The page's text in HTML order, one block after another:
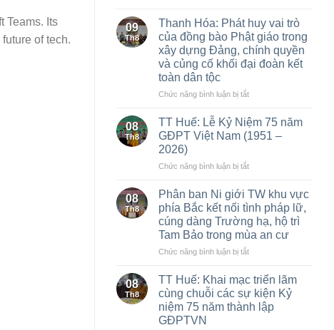
Teams. Its
of tech.
ấn
Quốc
sư
trong
lịch
dân
và
định
hướng
dựng
thờ
Quốc
sư
tại
Hà
Nội
09
Th8
Thanh Hóa: Phát huy vai trò
của đồng bào Phật giáo trong
xây dựng Đảng, chính quyền
và củng cố khối đại đoàn kết
toàn dân tộc
Chức năng bình luận bị tắtở
Hóa:
Phát
huy
trò
đồng
bào
Phật
giáo
trong
xây
Đảng,
chính
quyền
và
08
Th8
TT Huế: Lễ Kỷ Niệm 75 năm
GĐPT Việt Nam (1951 –
2026)
Chức năng bình luận bị tắtở
Huế:
Lễ
Kỷ
Niệm
75
năm
Việt
Nam
(1951
–
08
Th8
Phân ban Ni giới TW khu vực
phía Bắc kết nối tình pháp lữ,
cúng dàng Trường hạ, hộ trì
Tam Bảo trong mùa an cư
Chức năng bình luận bị tắtở
ban
Ni
giới
TW
08
Th8
TT Huế: Khai mạc triển lãm
cùng chuỗi các sự kiện Kỷ
niệm 75 năm thành lập
GĐPTVN